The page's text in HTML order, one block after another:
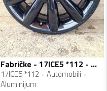
Fabričke - 17ICE5 *112 - Aluminijum felne
17ICE5 *112
Automobili
Aluminijum